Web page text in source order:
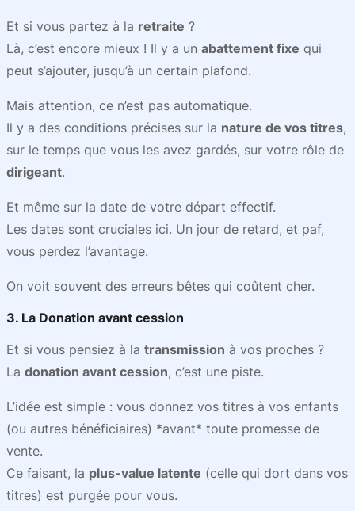
Et si vous partez à la retraite ?
Là, c’est encore mieux ! Il y a un abattement fixe qui
peut s’ajouter, jusqu’à un certain plafond.
Mais attention, ce n’est pas automatique.
Il y a des conditions précises sur la nature de vos titres,
sur le temps que vous les avez gardés, sur votre rôle de
dirigeant.
Et même sur la date de votre départ effectif.
Les dates sont cruciales ici. Un jour de retard, et paf,
vous perdez l’avantage.
On voit souvent des erreurs bêtes qui coûtent cher.
3. La Donation avant cession
Et si vous pensiez à la transmission à vos proches ?
La donation avant cession, c’est une piste.
L’idée est simple : vous donnez vos titres à vos enfants
(ou autres bénéficiaires) *avant* toute promesse de
vente.
Ce faisant, la plus-value latente (celle qui dort dans vos
titres) est purgée pour vous.